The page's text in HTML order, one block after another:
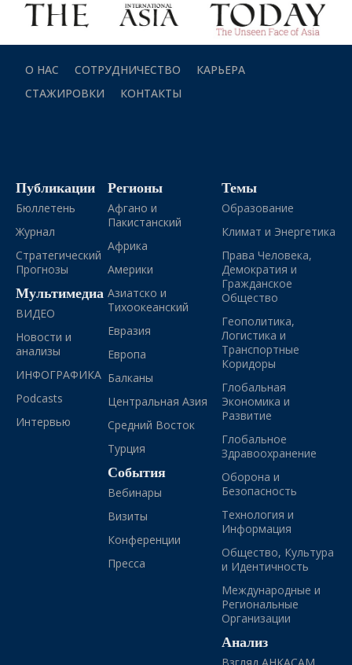
О НАС СОТРУДНИЧЕСТВО
КАРЬЕРА
СТАЖИРОВКИ
КОНТАКТЫ
Публикации
Бюллетень
Журнал
Стратегический
Прогнозы
Мультимедиа
ВИДЕО
Новости и
анализы
ИНФОГРАФИКА
Podcasts
Интервью
Регионы
Афгано и
Пакистанский
Африка
Америки
Азиатско и
Тихоокеанский
Евразия
Европа
Балканы
Центральная Азия
Средний Восток
Турция
События
Вебинары
Визиты
Конференции
Пресса
Темы
Образование
Климат и Энергетика
Права Человека,
Демократия и
Гражданское
Общество
Геополитика,
Логистика и
Транспортные
Коридоры
Глобальная
Экономика и
Развитие
Глобальное
Здравоохранение
Оборона и
Безопасность
Технология и
Информация
Общество, Культура
и Идентичность
Международные и
Региональные
Организации
Анализ
Взгляд АНКАСАМ